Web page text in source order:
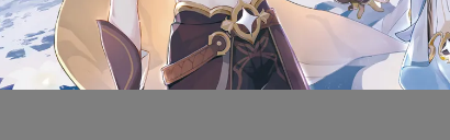
或(02)2946-1234，將有專人為您服務